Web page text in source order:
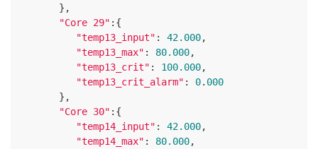
"Core 29" :{
"temp13_input" : 42.000,
"temp13_max" : 80.000,
"temp13_crit" : 100.000,
"temp13_crit_alarm" : 0. 000
"Core 30" :{
"temp14_input" : 42.000,
"temp14_max" : 80.000,